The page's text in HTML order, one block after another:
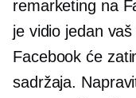
remarketing na
je vidio jedan
Facebook će
sadržaja.